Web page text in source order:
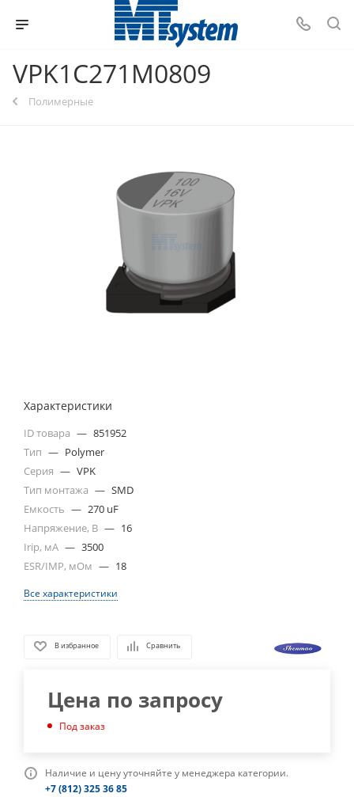
VPK1C271M0809
Полимерные
Характеристики
ID товара — 851952
Тип — Polymer
Серия — VPK
Тип монтажа — SMD
Емкость — 270 uF
Напряжение, В — 16
Irip, мА — 3500
ESR/IMP, мОм — 18
Все характеристики
В избранное Сравнить
Цена по запросу
Под заказ
Наличие и цену уточняйте у менеджера категории.
+7 (812) 325 36 85